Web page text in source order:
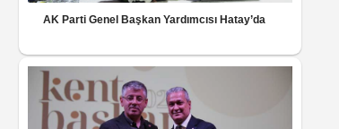
AK Parti Genel Başkan Yardımcısı Hatay’da